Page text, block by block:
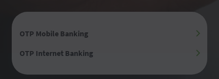
OTP Mobile Banking
OTP Internet Banking